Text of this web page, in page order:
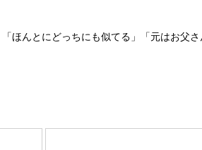
んとにどっちにも似てる」「元はお父